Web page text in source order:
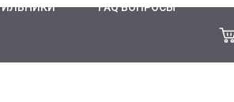
FAQ ВОПРОСЫ